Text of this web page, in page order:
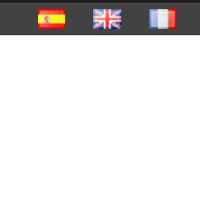
to